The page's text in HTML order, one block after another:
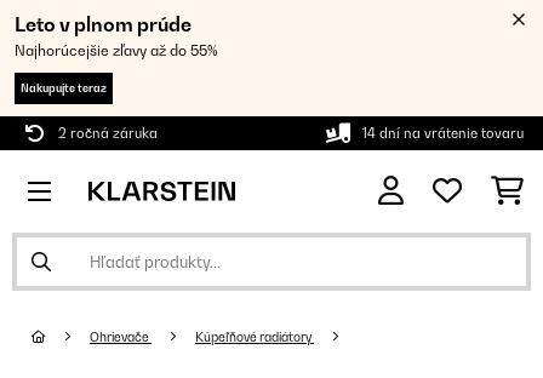
Leto v plnom prúde
Najhorúcejšie zľavy až do 55%
Nakupujte teraz
2 ročná záruka 14 dní na vrátenie tovaru
Ohrievače Kúpeľňové radiátory